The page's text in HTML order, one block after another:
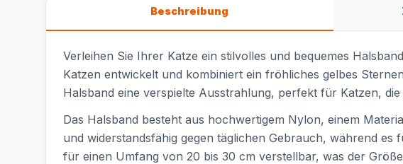
Beschreibung
Verleihen Sie Ihrer Katze ein stilvolles und bequemes
Katzen entwickelt und kombiniert ein fröhliches gelbes
Halsband eine verspielte Ausstrahlung, perfekt für Katzen,
Das Halsband besteht aus hochwertigem Nylon, einem
und widerstandsfähig gegen täglichen Gebrauch, während
für einen Umfang von 20 bis 30 cm verstellbar, was der